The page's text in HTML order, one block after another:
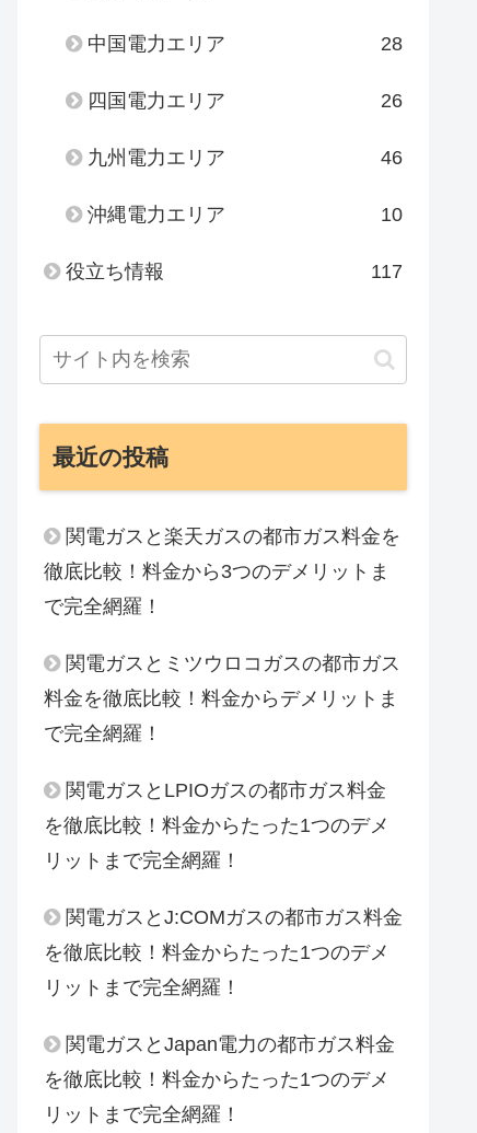
中国電力エリア 28
四国電力エリア 26
九州電力エリア 46
沖縄電力エリア 10
役立ち情報 117
最近の投稿
関電ガスと楽天ガスの都市ガス料金を
徹底比較！料金から3つのデメリットま
で完全網羅！
関電ガスとミツウロコガスの都市ガス
料金を徹底比較！料金からデメリットま
で完全網羅！
関電ガスとLPIOガスの都市ガス料金
を徹底比較！料金からたった1つのデメ
リットまで完全網羅！
関電ガスとJ:COMガスの都市ガス料金
を徹底比較！料金からたった1つのデメ
リットまで完全網羅！
関電ガスとJapan電力の都市ガス料金
を徹底比較！料金からたった1つのデメ
リットまで完全網羅！